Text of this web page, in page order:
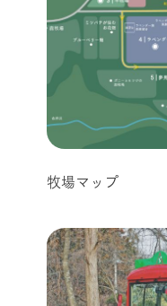
牧場マップ